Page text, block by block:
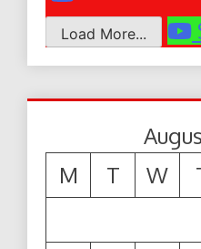
Load More...
M
T W